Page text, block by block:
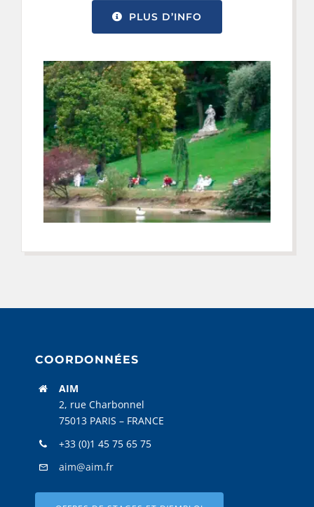
PLUS D’INFO
COORDONNÉES
AIM
2, rue Charbonnel
75013 PARIS – FRANCE
+33 (0)1 45 75 65 75
aim@aim.fr